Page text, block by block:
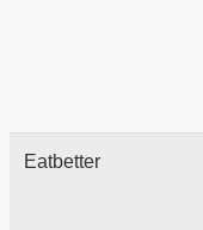
Eatbetter